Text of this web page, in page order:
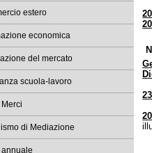
estero
economica
del mercato
scuola-lavoro
Merci
di Mediazione
annuale